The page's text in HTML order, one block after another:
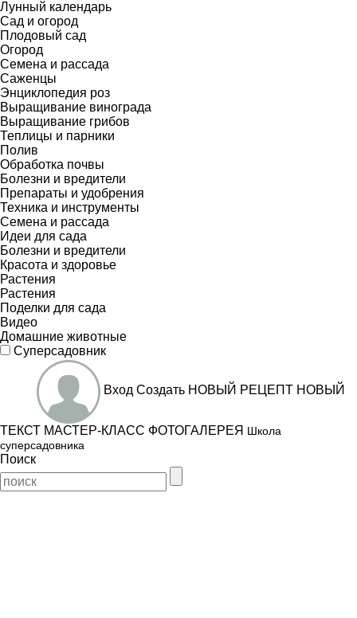
Лунный календарь
Сад и огород
Плодовый сад
Огород
Семена и рассада
Саженцы
Энциклопедия роз
Выращивание винограда
Выращивание грибов
Теплицы и парники
Полив
Обработка почвы
Болезни и вредители
Препараты и удобрения
Техника и инструменты
Семена и рассада
Идеи для сада
Болезни и вредители
Красота и здоровье
Растения
Растения
Поделки для сада
Видео
Домашние животные
Суперсадовник
Вход Создать НОВЫЙ РЕЦЕПТ НОВЫЙ
ТЕКСТ МАСТЕР-КЛАСС ФОТОГАЛЕРЕЯ Школа
суперсадовника
Поиск